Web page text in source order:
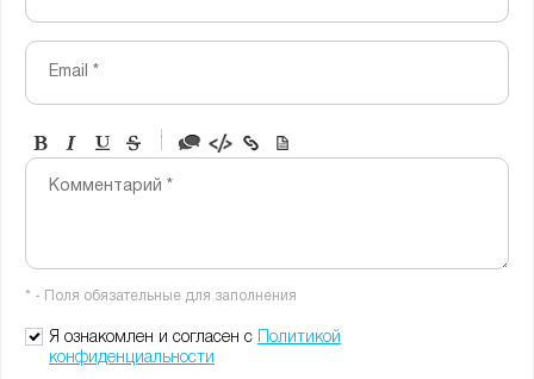
Email *
-
-
-
-
Комментарий *
* - Поля обязательные для заполнения
Я ознакомлен и согласен с
Политикой
конфиденциальности